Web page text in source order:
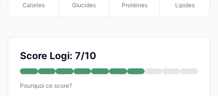
Calories Glucides Protéines Lipides
Score Logi: 7/10
Pourquoi ce score?